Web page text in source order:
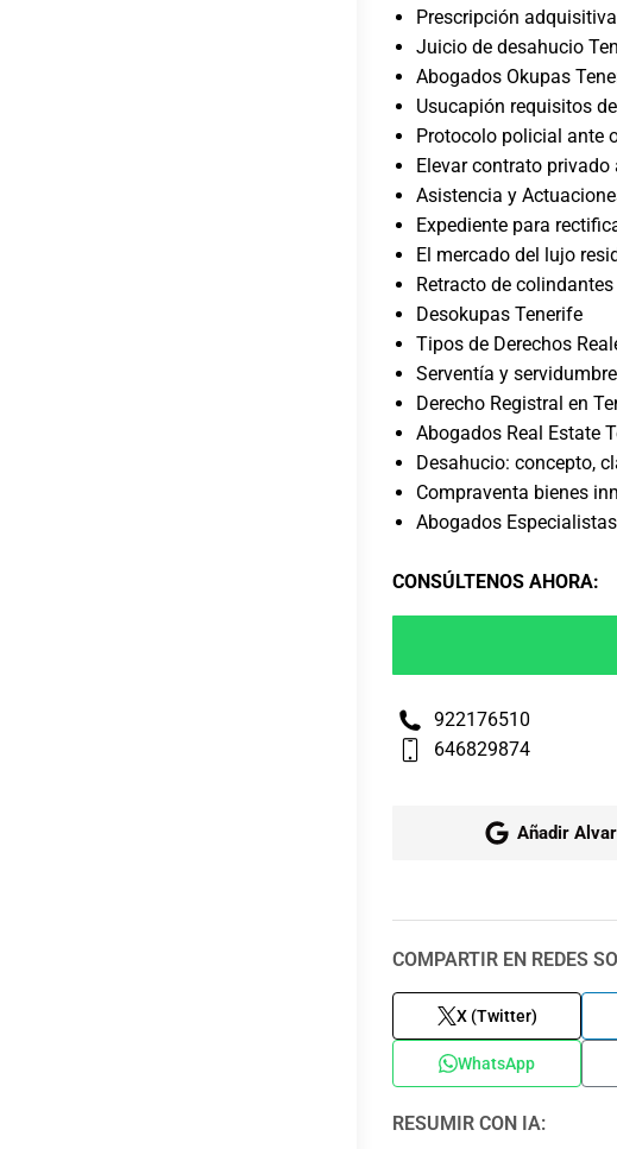
Prescripción
Juicio de desahucio
Abogados Okupas
Usucapión requisitos
Protocolo policial ante
Elevar contrato
Asistencia y
Expediente para
El mercado del lujo
Retracto de
Desokupas Tenerife
Tipos de Derechos
Serventía y
Derecho Registral en
Abogados Real Estate
Desahucio: concepto,
Compraventa bienes
Abogados
CONSÚLTENOS AHORA:
922176510
646829874
Añadir
COMPARTIR EN REDES
X (Twitter)
WhatsApp
RESUMIR CON IA: